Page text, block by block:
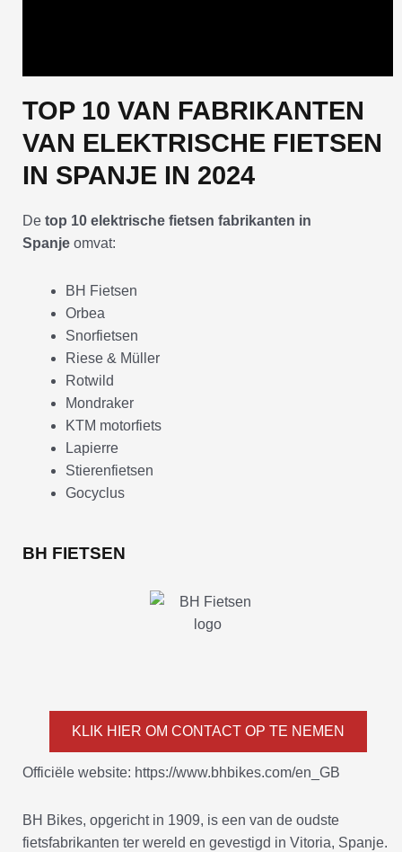
TOP 10 VAN FABRIKANTEN
VAN ELEKTRISCHE FIETSEN
IN SPANJE IN 2024
De top 10 elektrische fietsen fabrikanten in
Spanje omvat:
BH Fietsen
Orbea
Snorfietsen
Riese & Müller
Rotwild
Mondraker
KTM motorfiets
Lapierre
Stierenfietsen
Gocyclus
BH FIETSEN
KLIK HIER OM CONTACT OP TE NEMEN
Officiële website: https://www.bhbikes.com/en_GB
BH Bikes, opgericht in 1909, is een van de oudste
fietsfabrikanten ter wereld en gevestigd in Vitoria, Spanje.